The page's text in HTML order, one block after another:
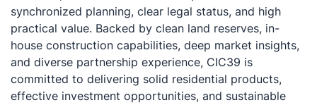
synchronized planning, clear legal status, and high
practical value. Backed by clean land reserves, in-
house construction capabilities, deep market insights,
and diverse partnership experience, CIC39 is
committed to delivering solid residential products,
effective investment opportunities, and sustainable